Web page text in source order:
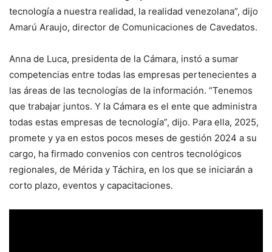
tecnología a nuestra realidad, la realidad venezolana”, dijo
Amarú Araujo, director de Comunicaciones de Cavedatos.
Anna de Luca, presidenta de la Cámara, instó a sumar
competencias entre todas las empresas pertenecientes a
las áreas de las tecnologías de la información. “Tenemos
que trabajar juntos. Y la Cámara es el ente que administra
todas estas empresas de tecnología”, dijo. Para ella, 2025,
promete y ya en estos pocos meses de gestión 2024 a su
cargo, ha firmado convenios con centros tecnológicos
regionales, de Mérida y Táchira, en los que se iniciarán a
corto plazo, eventos y capacitaciones.